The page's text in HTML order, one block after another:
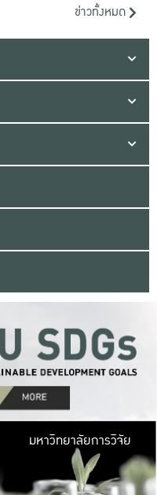
ข่าวทั้งหมด
มหาวิ
มีพื้นที่เขียวสดใส
เป็นป่าในเมือง เกษต
มหาวิทยาลัยการวิจัย